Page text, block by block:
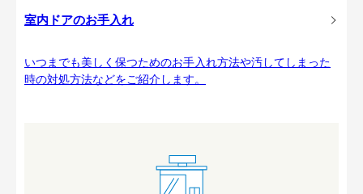
室内ドアのお手入れ
いつまでも美しく保つためのお手入れ方法や汚してしまった
時の対処方法などをご紹介します。